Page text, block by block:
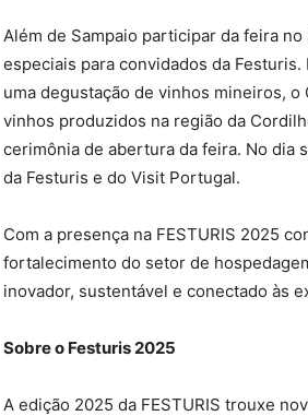
Além de Sampaio participar da feira
especiais para convidados da
uma degustação de vinhos mineiros,
vinhos produzidos na região da
cerimônia de abertura da feira. No dia
da Festuris e do Visit Portugal.
Com a presença na FESTURIS 2025
fortalecimento do setor de
inovador, sustentável e conectado às
Sobre o Festuris 2025
A edição 2025 da FESTURIS trouxe